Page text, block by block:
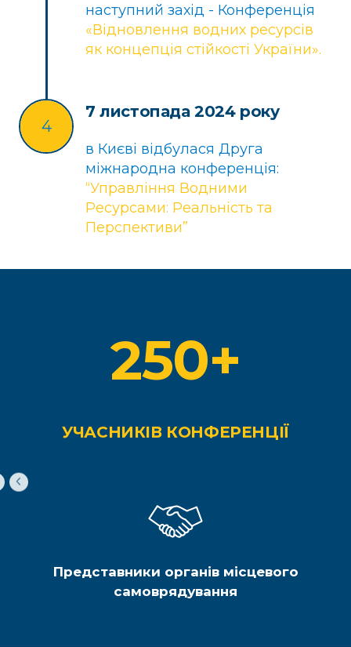
наступний захід - Конференція
«Відновлення водних ресурсів
як концепція стійкості України».
4
7 листопада 2024 року
в Києві відбулася Друга
міжнародна конференція:
“Управління Водними
Ресурсами: Реальність та
Перспективи”
250+
УЧАСНИКІВ КОНФЕРЕНЦІЇ
Представники органів місцевого
самоврядування